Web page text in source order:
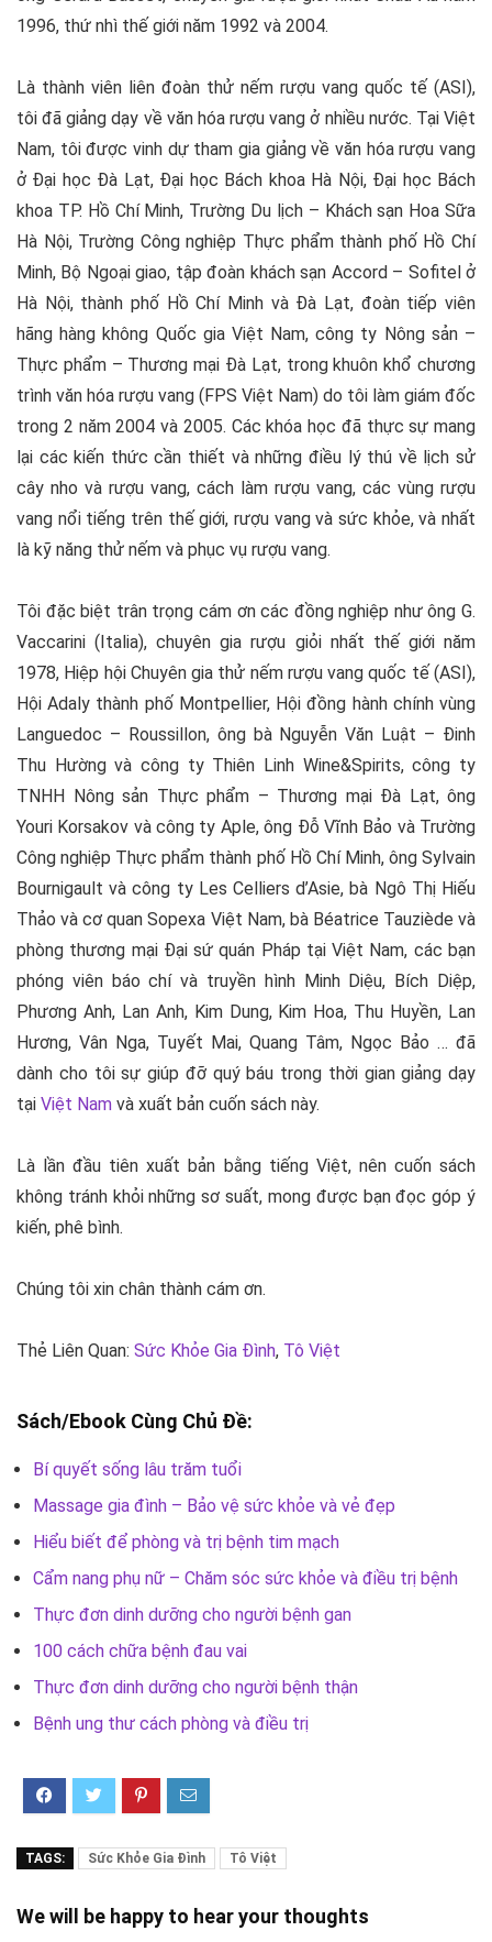
1996, thứ nhì thế giới năm 1992 và 2004.
Là thành viên liên đoàn thử nếm rượu vang quốc tế (ASI),
tôi đã giảng dạy về văn hóa rượu vang ở nhiều nước. Tại Việt
Nam, tôi được vinh dự tham gia giảng về văn hóa rượu vang
ở Đại học Đà Lạt, Đại học Bách khoa Hà Nội, Đại học Bách
khoa TP. Hồ Chí Minh, Trường Du lịch – Khách sạn Hoa Sữa
Hà Nội, Trường Công nghiệp Thực phẩm thành phố Hồ Chí
Minh, Bộ Ngoại giao, tập đoàn khách sạn Accord – Sofitel ở
Hà Nội, thành phố Hồ Chí Minh và Đà Lạt, đoàn tiếp viên
hãng hàng không Quốc gia Việt Nam, công ty Nông sản –
Thực phẩm – Thương mại Đà Lạt, trong khuôn khổ chương
trình văn hóa rượu vang (FPS Việt Nam) do tôi làm giám đốc
trong 2 năm 2004 và 2005. Các khóa học đã thực sự mang
lại các kiến thức cần thiết và những điều lý thú về lịch sử
cây nho và rượu vang, cách làm rượu vang, các vùng rượu
vang nổi tiếng trên thế giới, rượu vang và sức khỏe, và nhất
là kỹ năng thử nếm và phục vụ rượu vang.
Tôi đặc biệt trân trọng cám ơn các đồng nghiệp như ông G.
Vaccarini (Italia), chuyên gia rượu giỏi nhất thế giới năm
1978, Hiệp hội Chuyên gia thử nếm rượu vang quốc tế (ASI),
Hội Adaly thành phố Montpellier, Hội đồng hành chính vùng
Languedoc – Roussillon, ông bà Nguyễn Văn Luật – Đinh
Thu Hường và công ty Thiên Linh Wine&Spirits, công ty
TNHH Nông sản Thực phẩm – Thương mại Đà Lạt, ông
Youri Korsakov và công ty Aple, ông Đỗ Vĩnh Bảo và Trường
Công nghiệp Thực phẩm thành phố Hồ Chí Minh, ông Sylvain
Bournigault và công ty Les Celliers d’Asie, bà Ngô Thị Hiếu
Thảo và cơ quan Sopexa Việt Nam, bà Béatrice Tauziède và
phòng thương mại Đại sứ quán Pháp tại Việt Nam, các bạn
phóng viên báo chí và truyền hình Minh Diệu, Bích Diệp,
Phương Anh, Lan Anh, Kim Dung, Kim Hoa, Thu Huyền, Lan
Hương, Vân Nga, Tuyết Mai, Quang Tâm, Ngọc Bảo … đã
dành cho tôi sự giúp đỡ quý báu trong thời gian giảng dạy
tại Việt Nam và xuất bản cuốn sách này.
Là lần đầu tiên xuất bản bằng tiếng Việt, nên cuốn sách
không tránh khỏi những sơ suất, mong được bạn đọc góp ý
kiến, phê bình.
Chúng tôi xin chân thành cám ơn.
Thẻ Liên Quan: Sức Khỏe Gia Đình, Tô Việt
Sách/Ebook Cùng Chủ Đề:
Bí quyết sống lâu trăm tuổi
Massage gia đình – Bảo vệ sức khỏe và vẻ đẹp
Hiểu biết để phòng và trị bệnh tim mạch
Cẩm nang phụ nữ – Chăm sóc sức khỏe và điều trị bệnh
Thực đơn dinh dưỡng cho người bệnh gan
100 cách chữa bệnh đau vai
Thực đơn dinh dưỡng cho người bệnh thận
Bệnh ung thư cách phòng và điều trị
TAGS: Sức Khỏe Gia Đình Tô Việt
We will be happy to hear your thoughts